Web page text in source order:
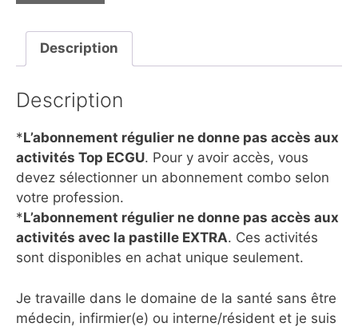
Description
Description
*L’abonnement régulier ne donne pas accès aux
activités Top ECGU. Pour y avoir accès, vous
devez sélectionner un abonnement combo selon
votre profession.
*L’abonnement régulier ne donne pas accès aux
activités avec la pastille EXTRA. Ces activités
sont disponibles en achat unique seulement.
Je travaille dans le domaine de la santé sans être
médecin, infirmier(e) ou interne/résident et je suis